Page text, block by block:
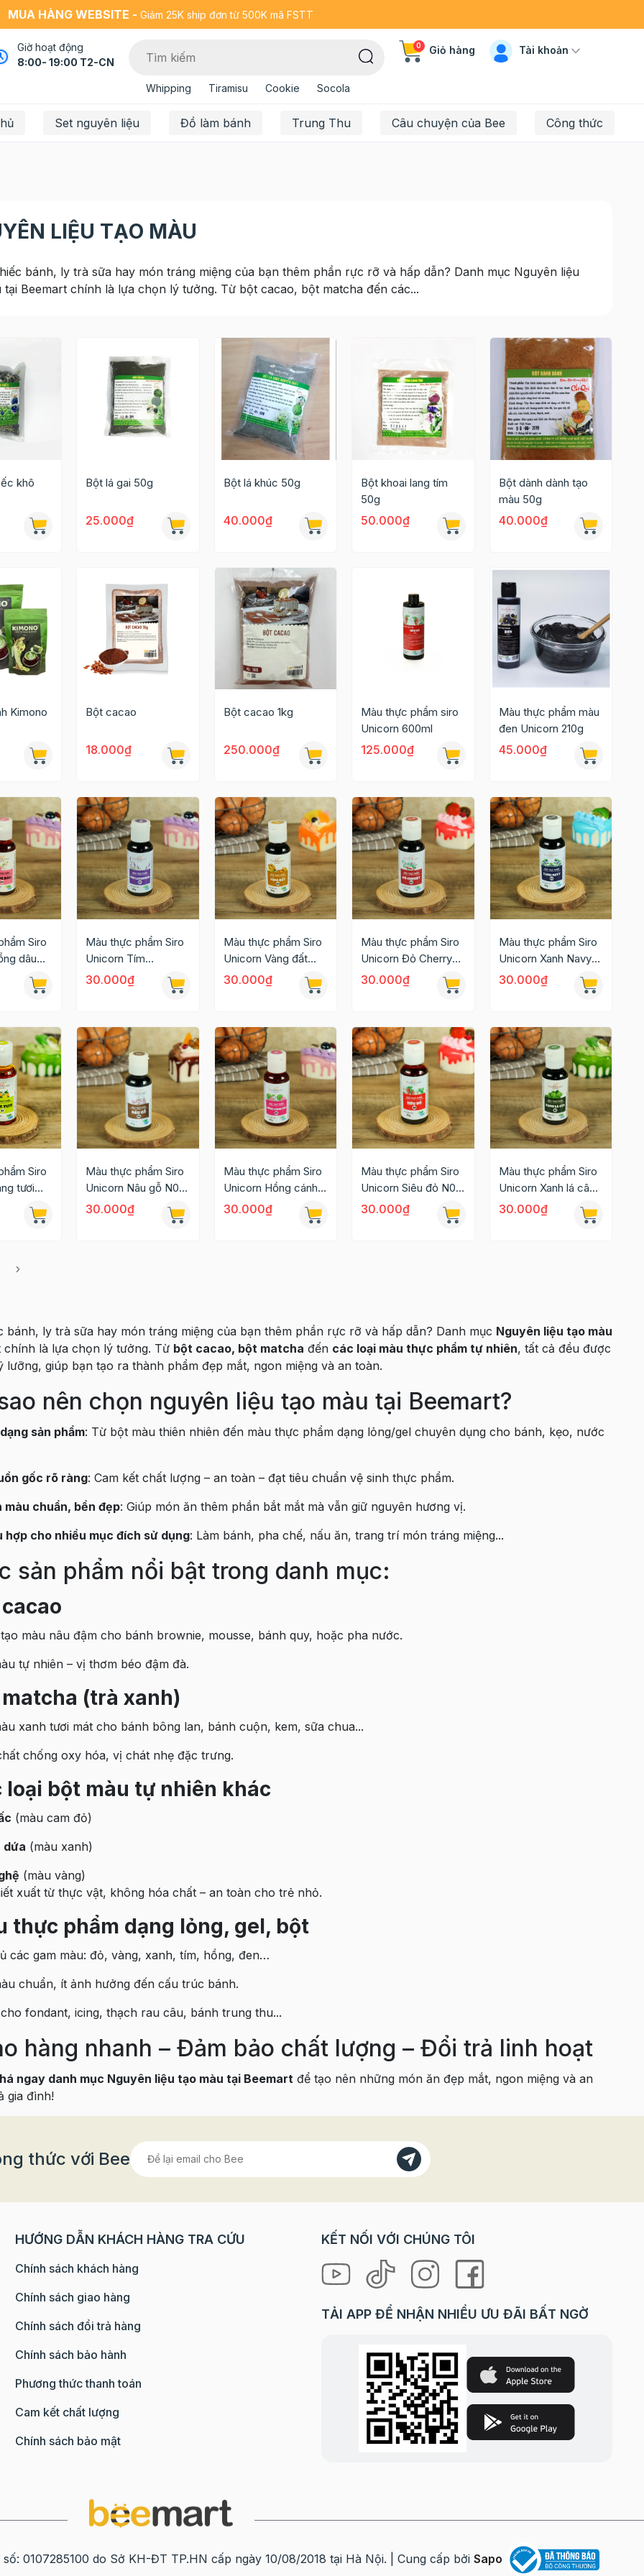
MUA HÀNG WEBSITE - Giảm 25K ship đơn từ 500K mã FSTT
Giờ hoạt động
8:00- 19:00 T2-CN
Whipping Tiramisu Cookie Socola
0 Giỏ hàng Tài khoản
Set nguyên liệu Đồ làm bánh Trung Thu Câu chuyện của Bee Công thức
LIỆU TẠO MÀU
bánh, ly trà sữa hay món tráng miệng của bạn thêm phần rực rỡ và hấp dẫn? Danh mục Nguyên liệu
tại Beemart chính là lựa chọn lý tưởng. Từ bột cacao, bột matcha đến các...
khô
Bột lá gai 50g
25.000₫
Bột lá khúc 50g
40.000₫
Bột khoai lang tím
50g
50.000₫
Bột dành dành tạo
màu 50g
40.000₫
Kimono Bột cacao
18.000₫
Bột cacao 1kg
250.000₫
Màu thực phẩm siro
Unicorn 600ml
125.000₫
Màu thực phẩm màu
đen Unicorn 210g
45.000₫
Siro
dâu
Màu thực phẩm Siro
Unicorn Tím
Lavender N21 60g
30.000₫
Màu thực phẩm Siro
Unicorn Vàng đất
N19 60g
30.000₫
Màu thực phẩm Siro
Unicorn Đỏ Cherry
N15 60g
30.000₫
Màu thực phẩm Siro
Unicorn Xanh Navy
N13 60g
30.000₫
Siro
tươi
Màu thực phẩm Siro
Unicorn Nâu gỗ N06
60g
30.000₫
Màu thực phẩm Siro
Unicorn Hồng cánh
sen N05 60g
30.000₫
Màu thực phẩm Siro
Unicorn Siêu đỏ N04
60g
30.000₫
Màu thực phẩm Siro
Unicorn Xanh lá cây
N02 60g
30.000₫
bánh, ly trà sữa hay món tráng miệng của bạn thêm phần rực rỡ và hấp dẫn? Danh mục Nguyên liệu tạo màu
chính là lựa chọn lý tưởng. Từ bột cacao, bột matcha đến các loại màu thực phẩm tự nhiên, tất cả đều được
lưỡng, giúp bạn tạo ra thành phẩm đẹp mắt, ngon miệng và an toàn.
nên chọn nguyên liệu tạo màu tại Beemart?
sản phẩm: Từ bột màu thiên nhiên đến màu thực phẩm dạng lỏng/gel chuyên dụng cho bánh, kẹo, nước
gốc rõ ràng: Cam kết chất lượng – an toàn – đạt tiêu chuẩn vệ sinh thực phẩm.
màu chuẩn, bền đẹp: Giúp món ăn thêm phần bắt mắt mà vẫn giữ nguyên hương vị.
hợp cho nhiều mục đích sử dụng: Làm bánh, pha chế, nấu ăn, trang trí món tráng miệng...
sản phẩm nổi bật trong danh mục:
màu nâu đậm cho bánh brownie, mousse, bánh quy, hoặc pha nước.
tự nhiên – vị thơm béo đậm đà.
(trà xanh)
xanh tươi mát cho bánh bông lan, bánh cuộn, kem, sữa chua...
chống oxy hóa, vị chát nhẹ đặc trưng.
loại bột màu tự nhiên khác
(màu cam đỏ)
dứa (màu xanh)
(màu vàng)
xuất từ thực vật, không hóa chất – an toàn cho trẻ nhỏ.
thực phẩm dạng lỏng, gel, bột
các gam màu: đỏ, vàng, xanh, tím, hồng, đen…
chuẩn, ít ảnh hưởng đến cấu trúc bánh.
fondant, icing, thạch rau câu, bánh trung thu...
hàng nhanh – Đảm bảo chất lượng – Đổi trả linh hoạt
ngay danh mục Nguyên liệu tạo màu tại Beemart để tạo nên những món ăn đẹp mắt, ngon miệng và an
gia đình!
thức với Bee
HƯỚNG DẪN KHÁCH HÀNG TRA CỨU
Chính sách khách hàng
Chính sách giao hàng
Chính sách đổi trả hàng
Chính sách bảo hành
Phương thức thanh toán
Cam kết chất lượng
Chính sách bảo mật
KẾT NỐI VỚI CHÚNG TÔI
TẢI APP ĐỂ NHẬN NHIỀU ƯU ĐÃI BẤT NGỜ
0107285100 do Sở KH-ĐT TP.HN cấp ngày 10/08/2018 tại Hà Nội. | Cung cấp bởi Sapo